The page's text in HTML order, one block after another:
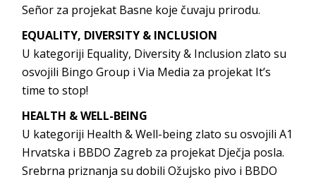
Señor za projekat Basne koje čuvaju prirodu.
EQUALITY, DIVERSITY & INCLUSION
U kategoriji Equality, Diversity & Inclusion zlato su
osvojili Bingo Group i Via Media za projekat It’s
time to stop!
HEALTH & WELL-BEING
U kategoriji Health & Well-being zlato su osvojili A1
Hrvatska i BBDO Zagreb za projekat Dječja posla.
Srebrna priznanja su dobili Ožujsko pivo i BBDO